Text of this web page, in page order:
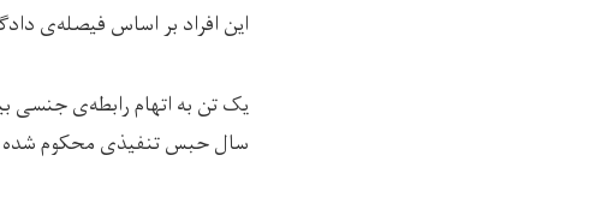
این افراد بر اساس فيصله‌ی
سال حبس تنفیذی محکوم